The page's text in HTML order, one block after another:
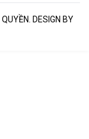
DESIGN BY